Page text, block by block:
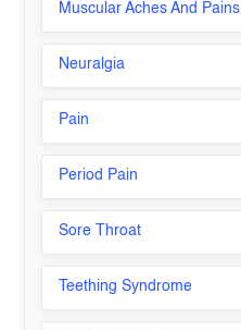
Muscular Aches And Pains
Neuralgia
Pain
Period Pain
Sore Throat
Teething Syndrome